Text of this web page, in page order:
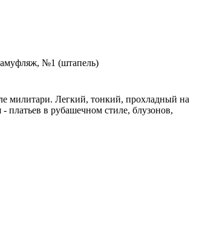
милитари. Легкий, тонкий, прохладный на
в рубашечном стиле, блузонов,